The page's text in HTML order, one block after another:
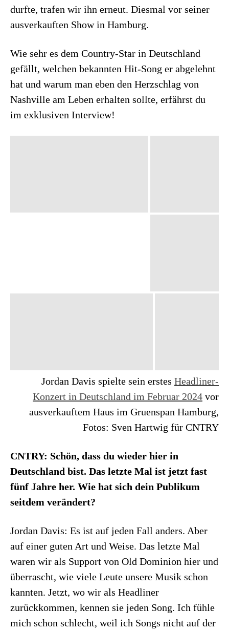
durfte, trafen wir ihn erneut. Diesmal vor seiner
ausverkauften Show in Hamburg.
Wie sehr es dem Country-Star in Deutschland
gefällt, welchen bekannten Hit-Song er abgelehnt
hat und warum man eben den Herzschlag von
Nashville am Leben erhalten sollte, erfährst du
im exklusiven Interview!
Jordan Davis spielte sein erstes Headliner-
Konzert in Deutschland im Februar 2024 vor
ausverkauftem Haus im Gruenspan Hamburg,
Fotos: Sven Hartwig für CNTRY
CNTRY: Schön, dass du wieder hier in
Deutschland bist. Das letzte Mal ist jetzt fast
fünf Jahre her. Wie hat sich dein Publikum
seitdem verändert?
Jordan Davis: Es ist auf jeden Fall anders. Aber
auf einer guten Art und Weise. Das letzte Mal
waren wir als Support von Old Dominion hier und
überrascht, wie viele Leute unsere Musik schon
kannten. Jetzt, wo wir als Headliner
zurückkommen, kennen sie jeden Song. Ich fühle
mich schon schlecht, weil ich Songs nicht auf der